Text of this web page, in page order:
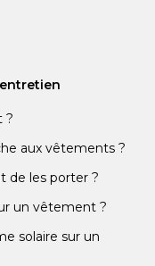
?
aux vêtements ?
de les porter ?
un vêtement ?
solaire sur un